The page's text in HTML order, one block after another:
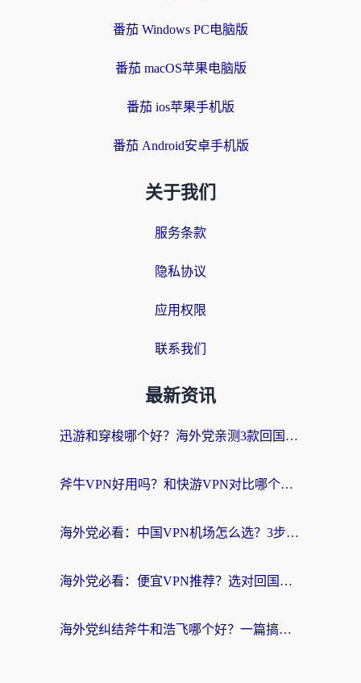
番茄 Windows PC电脑版
番茄 macOS苹果电脑版
番茄 ios苹果手机版
番茄 Android安卓手机版
关于我们
服务条款
隐私协议
应用权限
联系我们
最新资讯
迅游和穿梭哪个好？海外党亲测3款回国加速器+手游加速对比，附避坑指南
斧牛VPN好用吗？和快游VPN对比哪个回国效果更好？马来西亚留学生亲测分享
海外党必看：中国VPN机场怎么选？3步教你无缝访问国内资源（附避坑指南）
海外党必看：便宜VPN推荐？选对回国加速器才能无缝刷国内剧玩国服
海外党纠结斧牛和浩飞哪个好？一篇搞定回国加速器选择+无缝访问国内资源指南